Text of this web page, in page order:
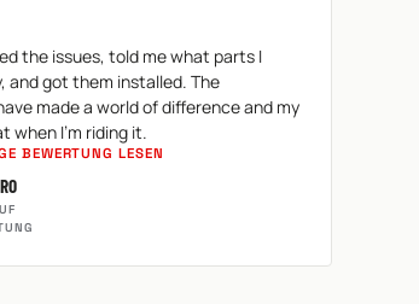
the issues, told me what parts I
and got them installed. The
made a world of difference and my
when I'm riding it.
BEWERTUNG LESEN